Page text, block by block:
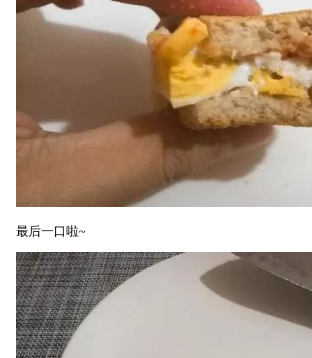
最后一口啦~